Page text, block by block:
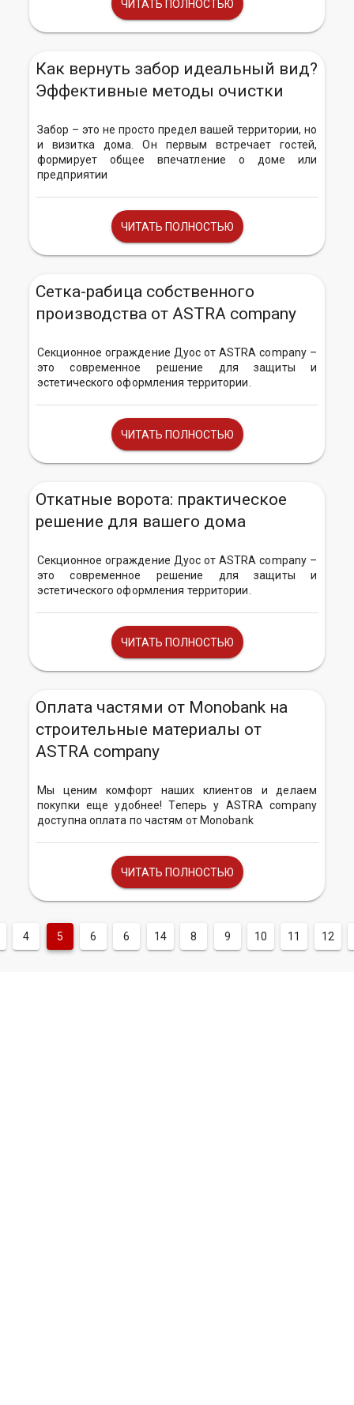
ЧИТАТЬ ПОЛНОСТЬЮ
Как вернуть забор идеальный вид?
Эффективные методы очистки
Забор – это не просто предел вашей территории, но
и визитка дома. Он первым встречает гостей,
формирует общее впечатление о доме или
предприятии
ЧИТАТЬ ПОЛНОСТЬЮ
Сетка-рабица собственного
производства от ASTRA company
Секционное ограждение Дуос от ASTRA company –
это современное решение для защиты и
эстетического оформления территории.
ЧИТАТЬ ПОЛНОСТЬЮ
Откатные ворота: практическое
решение для вашего дома
Секционное ограждение Дуос от ASTRA company –
это современное решение для защиты и
эстетического оформления территории.
ЧИТАТЬ ПОЛНОСТЬЮ
Оплата частями от Monobank на
строительные материалы от
ASTRA company
Мы ценим комфорт наших клиентов и делаем
покупки еще удобнее! Теперь у ASTRA company
доступна оплата по частям от Monobank
ЧИТАТЬ ПОЛНОСТЬЮ
4 5 6 6 14 8 9 10 11 12